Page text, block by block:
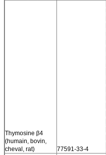
Thymosine β4
(humain, bovin,
cheval, rat)
77591-33-4